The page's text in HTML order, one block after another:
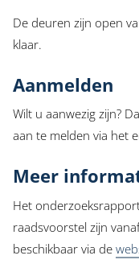
De deuren zijn open
klaar.
Aanmelden
Wilt u aanwezig zijn?
aan te melden via het
Meer
Het
raadsvoorstel zijn
beschikbaar via de